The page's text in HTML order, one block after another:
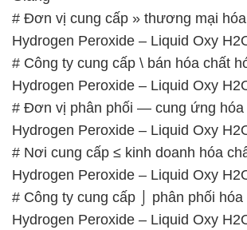
# Đơn vị phân phối — cung ứng hóa
Hydrogen Peroxide – Liquid Oxy
# Nơi cung cấp ≤ kinh doanh hóa
Hydrogen Peroxide – Liquid Oxy
# Công ty cung cấp ⌡ phân phối
Hydrogen Peroxide – Liquid Oxy
# Cung cấp ≥ thương mại hóa chất
Hydrogen Peroxide – Liquid Oxy
# Công ty cung cấp ○ bán hóa chất
Hydrogen Peroxide – Liquid Oxy